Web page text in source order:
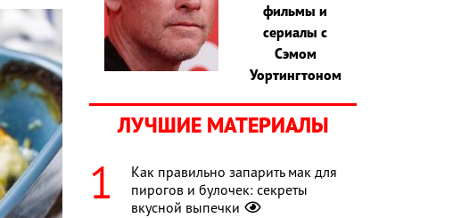
фильмы и
сериалы с
Сэмом
Уортингтоном
ЛУЧШИЕ МАТЕРИАЛЫ
Как правильно запарить мак для
пирогов и булочек: секреты
вкусной выпечки